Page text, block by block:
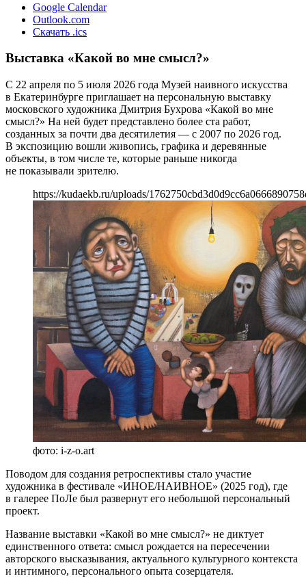
Google Calendar
Outlook.com
Скачать .ics
Выставка «Какой во мне смысл?»
С 22 апреля по 5 июля 2026 года Музей наивного искусства
в Екатеринбурге приглашает на персональную выставку
московского художника Дмитрия Бухрова «Какой во мне
смысл?» На ней будет представлено более ста работ,
созданных за почти два десятилетия — с 2007 по 2026 год.
В экспозицию вошли живопись, графика и деревянные
объекты, в том числе те, которые раньше никогда
не показывали зрителю.
https://kudaekb.ru/uploads/
фото: i-z-o.art
Поводом для создания ретроспективы стало участие
художника в фестивале «ИНОЕ/НАИВНОЕ» (2025 год), где
в галерее ПоЛе был развернут его небольшой персональный
проект.
Название выставки «Какой во мне смысл?» не диктует
единственного ответа: смысл рождается на пересечении
авторского высказывания, актуального культурного контекста
и интимного, персонального опыта созерцателя.